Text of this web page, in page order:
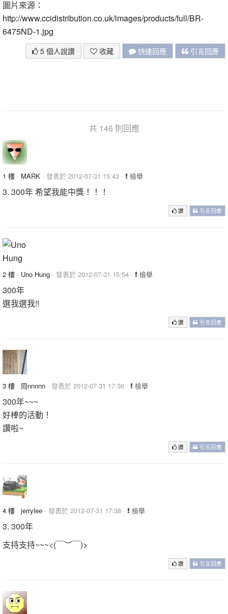
圖片來源：
http://www.ccidistribution.co.uk/images/products/full/BR-
6475ND-1.jpg
5 個人說讚 收藏 快速回應 引言回應
共 146 則回應
1 樓 · MARK · 發表於 2012-07-31 15:43 · 檢舉
3. 300年 希望我能中獎！！！
讚 引言回應
2 樓 · Uno Hung · 發表於 2012-07-31 15:54 · 檢舉
300年
選我選我!!
讚 引言回應
3 樓 · 冏nnnnn · 發表於 2012-07-31 17:36 · 檢舉
300年~~~
好棒的活動！
讚啦~
讚 引言回應
4 樓 · jerrylee · 發表於 2012-07-31 17:38 · 檢舉
3. 300年
支持支持~~~<(￣︶￣)>
讚 引言回應